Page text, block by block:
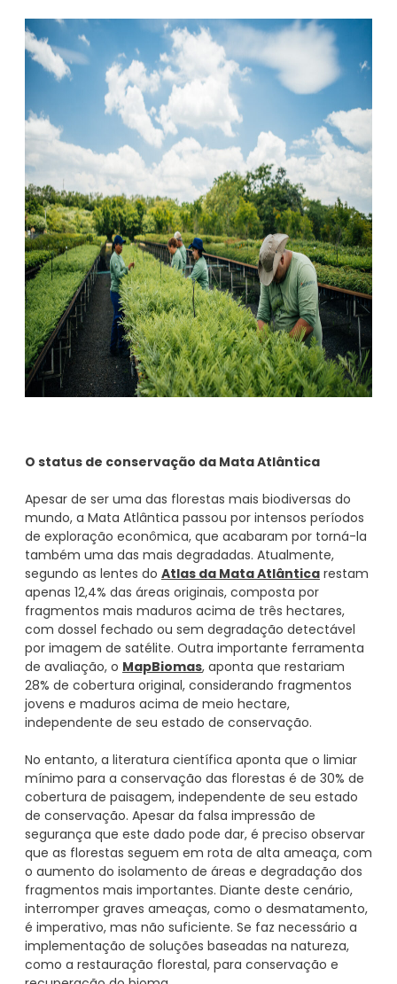
O status de conservação da Mata Atlântica
Apesar de ser uma das florestas mais biodiversas do
mundo, a Mata Atlântica passou por intensos períodos
de exploração econômica, que acabaram por torná-la
também uma das mais degradadas. Atualmente,
segundo as lentes do Atlas da Mata Atlântica restam
apenas 12,4% das áreas originais, composta por
fragmentos mais maduros acima de três hectares,
com dossel fechado ou sem degradação detectável
por imagem de satélite. Outra importante ferramenta
de avaliação, o MapBiomas, aponta que restariam
28% de cobertura original, considerando fragmentos
jovens e maduros acima de meio hectare,
independente de seu estado de conservação.
No entanto, a literatura científica aponta que o limiar
mínimo para a conservação das florestas é de 30% de
cobertura de paisagem, independente de seu estado
de conservação. Apesar da falsa impressão de
segurança que este dado pode dar, é preciso observar
que as florestas seguem em rota de alta ameaça, com
o aumento do isolamento de áreas e degradação dos
fragmentos mais importantes. Diante deste cenário,
interromper graves ameaças, como o desmatamento,
é imperativo, mas não suficiente. Se faz necessário a
implementação de soluções baseadas na natureza,
como a restauração florestal, para conservação e